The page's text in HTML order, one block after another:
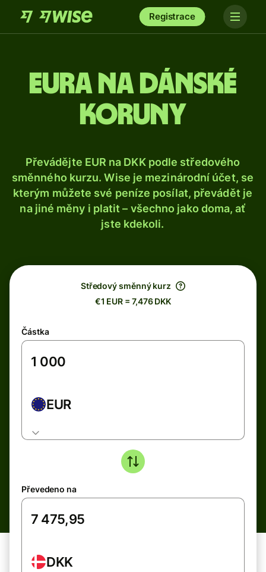
Registrace
Eura na dánské
koruny
Převádějte EUR na DKK podle středového
směnného kurzu. Wise je mezinárodní účet, se
kterým můžete své peníze posílat, převádět je
na jiné měny i platit – všechno jako doma, ať
jste kdekoli.
Středový směnný kurz
€1 EUR = 7,476 DKK
Částka
EUR
Převedeno na
DKK